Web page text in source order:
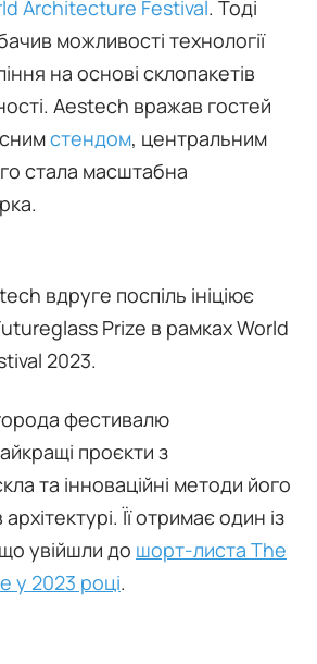
Architecture Festival. Тоді
можливості технології
на основі склопакетів
Aestech вражав гостей
стендом, центральним
стала масштабна
вдруге поспіль ініціює
Prize в рамках World
2023.
фестивалю
проєкти з
та інноваційні методи його
Її отримає один із
увійшли до шорт-листа The
у 2023 році.